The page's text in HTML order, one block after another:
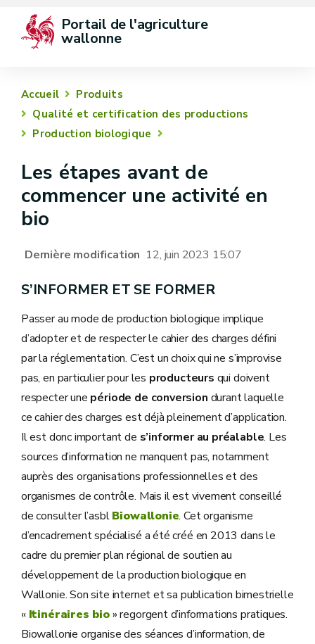
Portail de l'agriculture
wallonne
Accueil
Produits
Qualité et certification des productions
Production biologique
Les étapes avant de
commencer une activité en
bio
Dernière modification 12, juin 2023 15:07
S’INFORMER ET SE FORMER
Passer au mode de production biologique implique
d’adopter et de respecter le cahier des charges défini
par la réglementation. C’est un choix qui ne s’improvise
pas, en particulier pour les producteurs qui doivent
respecter une période de conversion durant laquelle
ce cahier des charges est déjà pleinement d’application.
Il est donc important de s’informer au préalable. Les
sources d’information ne manquent pas, notamment
auprès des organisations professionnelles et des
organismes de contrôle. Mais il est vivement conseillé
de consulter l’asblBiowallonie. Cet organisme
d’encadrement spécialisé a été créé en 2013 dans le
cadre du premier plan régional de soutien au
développement de la production biologique en
Wallonie. Son site internet et sa publication bimestrielle
« Itinéraires bio» regorgent d’informations pratiques.
Biowallonie organise des séances d’information, de